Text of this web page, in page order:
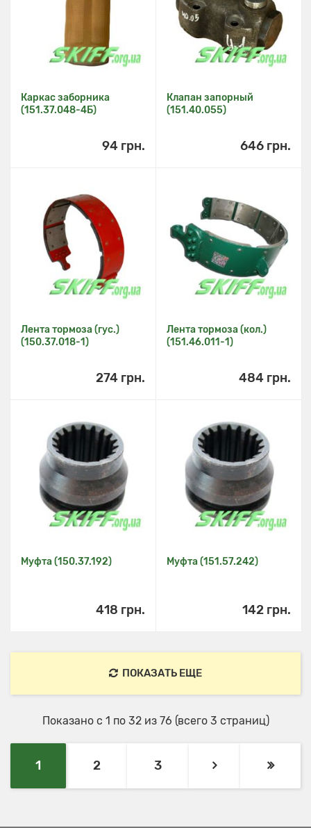
Каркас заборника
(151.37.048-4Б)
94 грн.
Клапан запорный
(151.40.055)
646 грн.
Лента тормоза (гус.)
(150.37.018-1)
274 грн.
Лента тормоза (кол.)
(151.46.011-1)
484 грн.
Муфта (150.37.192)
418 грн.
Муфта (151.57.242)
142 грн.
ПОКАЗАТЬ ЕЩЕ
Показано с 1 по 32 из 76 (всего 3 страниц)
1 2 3